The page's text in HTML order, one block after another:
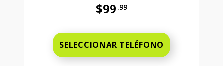
$99 .99
SELECCIONAR TELÉFONO